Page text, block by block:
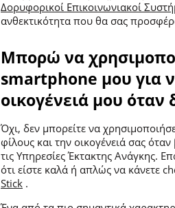
Δορυφορικοί Επικοινωνιακοί
ανθεκτικότητα που θα σας
Μπορώ να
smartphone μου για
οικογένειά μου
Όχι, δεν μπορείτε να
φίλους και την οικογένειά σας
τις Υπηρεσίες Έκτακτης Ανάγκης.
ότι είστε καλά ή απλώς να κάνετε
Stick .